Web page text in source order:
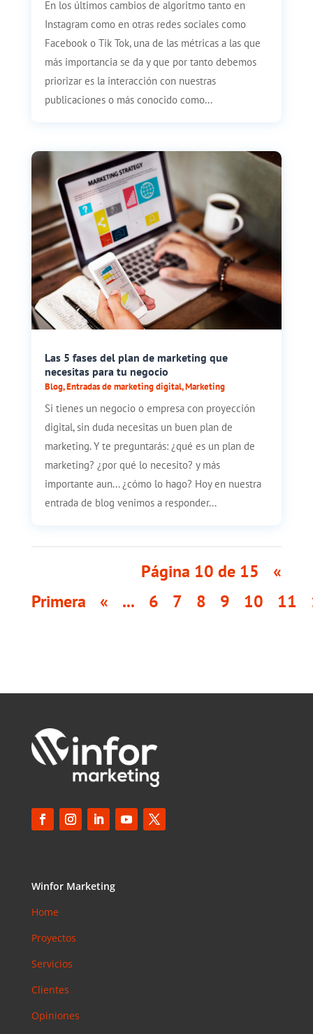
En los últimos cambios de algoritmo tanto en
Instagram como en otras redes sociales como
Facebook o Tik Tok, una de las métricas a las que
más importancia se da y que por tanto debemos
priorizar es la interacción con nuestras
publicaciones o más conocido como...
Las 5 fases del plan de marketing que
necesitas para tu negocio
Blog,Entradas de marketing digital,Marketing
Si tienes un negocio o empresa con proyección
digital, sin duda necesitas un buen plan de
marketing. Y te preguntarás: ¿qué es un plan de
marketing? ¿por qué lo necesito? y más
importante aun... ¿cómo lo hago? Hoy en nuestra
entrada de blog venimos a responder...
Página 10 de 15
«
Primera
« ... 6 7 8 9 10 11
Winfor Marketing
Home
Proyectos
Servicios
Clientes
Opiniones